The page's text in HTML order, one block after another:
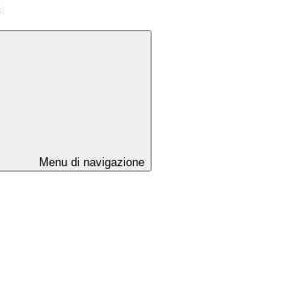
Menu di navigazione